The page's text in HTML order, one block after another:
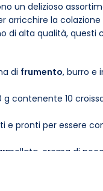
un delizioso
arricchire la
alta qualità, questi
di frumento, burro e
contenente 10
e pronti per essere
crema di
e asciutto; una